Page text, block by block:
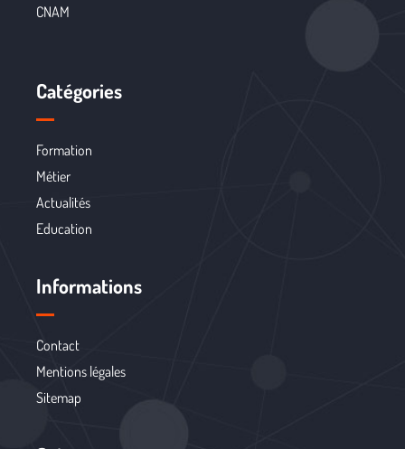
CNAM
Catégories
Formation
Métier
Actualités
Education
Informations
Contact
Mentions légales
Sitemap